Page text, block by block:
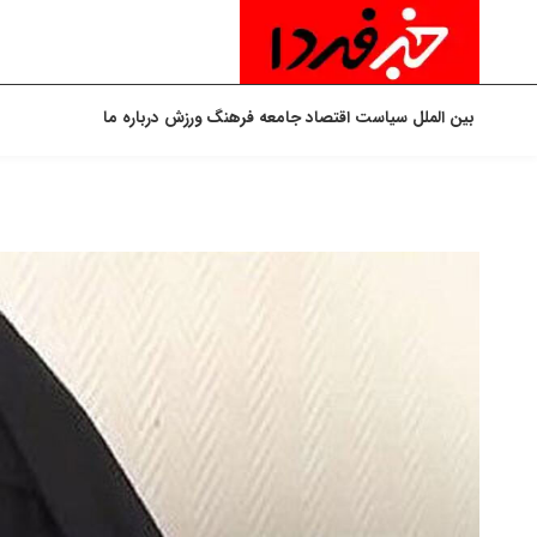
بین الملل سیاست اقتصادجامعه فرهنگورزش درباره ما